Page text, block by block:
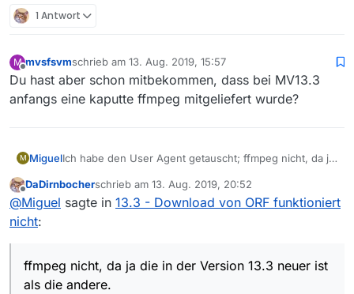
1 Antwort
M
Offline
mvsfsvmschrieb am 13. Aug. 2019, 15:57
zuletzt editiert von
Du hast aber schon mitbekommen, dass bei MV13.3
anfangs eine kaputte ffmpeg mitgeliefert wurde?
M MiguelIch habe den User Agent getauscht; ffmpeg nicht, da ja
Die Downloads sind alle gelöscht - da ja fehlerhaft.
Offline
DaDirnbocherschrieb am 13. Aug. 2019, 20:52
zuletzt editiert von
@Miguel sagte in 13.3 - Download von ORF funktioniert
nicht:
ffmpeg nicht, da ja die in der Version 13.3 neuer ist
als die andere.